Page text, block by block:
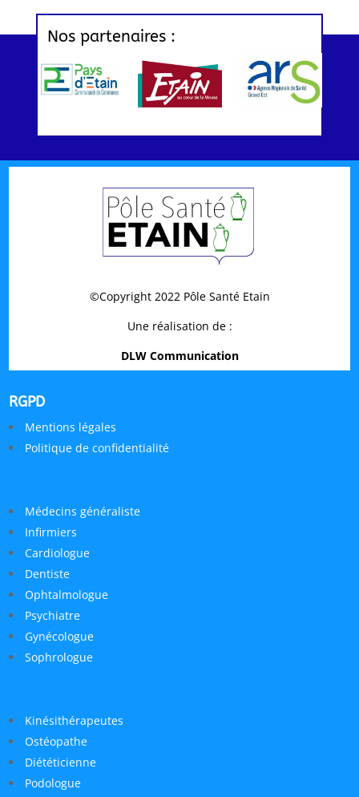
Nos partenaires :
©Copyright 2022 Pôle Santé Etain
Une réalisation de :
DLW Communication
RGPD
Mentions légales
Politique de confidentialité
Médecins généraliste
Infirmiers
Cardiologue
Dentiste
Ophtalmologue
Psychiatre
Gynécologue
Sophrologue
Kinésithérapeutes
Ostéopathe
Diététicienne
Podologue